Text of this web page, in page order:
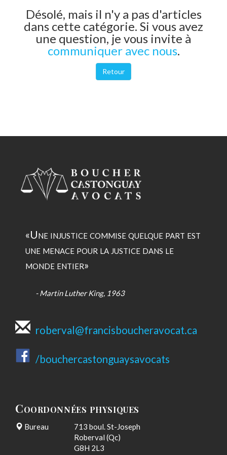
Désolé, mais il n'y a pas d'articles
dans cette catégorie. Si vous avez
une question, je vous invite à
communiquer avec nous.
Retour
Une injustice commise quelque part est
une menace pour la justice dans le
monde entier
- Martin Luther King, 1963
roberval@francisboucheravocat.ca
/bouchercastonguaysavocats
Coordonnées physiques
Bureau
713 boul. St-Joseph
Roberval (Qc)
G8H 2L3